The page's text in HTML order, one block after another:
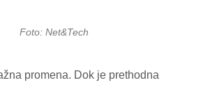
Foto: Net&Tech
promena. Dok je prethodna